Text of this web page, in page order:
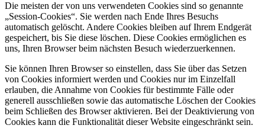
Die meisten der von uns verwendeten Cookies sind so genannte
„Session-Cookies“. Sie werden nach Ende Ihres Besuchs
automatisch gelöscht. Andere Cookies bleiben auf Ihrem Endgerät
gespeichert, bis Sie diese löschen. Diese Cookies ermöglichen es
uns, Ihren Browser beim nächsten Besuch wiederzuerkennen.
Sie können Ihren Browser so einstellen, dass Sie über das Setzen
von Cookies informiert werden und Cookies nur im Einzelfall
erlauben, die Annahme von Cookies für bestimmte Fälle oder
generell ausschließen sowie das automatische Löschen der Cookies
beim Schließen des Browser aktivieren. Bei der Deaktivierung von
Cookies kann die Funktionalität dieser Website eingeschränkt sein.